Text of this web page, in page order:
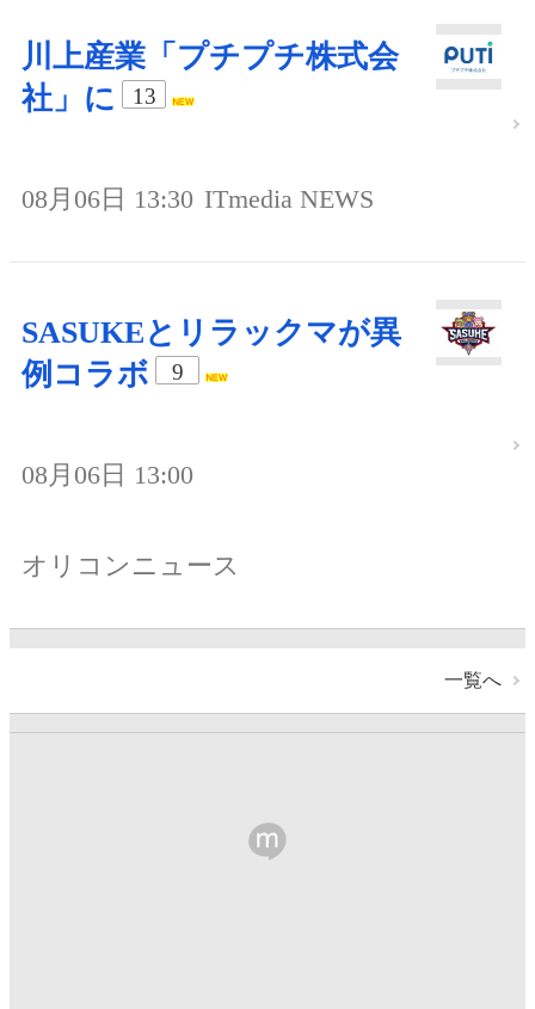
川上産業「プチプチ株式会
社」に
13
08月06日 13:30 ITmedia NEWS
SASUKEとリラックマが異
例コラボ
9
08月06日 13:00
オリコンニュース
一覧へ